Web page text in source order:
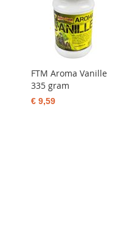
FTM Aroma Vanille
335 gram
€ 9,59